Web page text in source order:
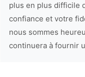
plus en plus difficile
confiance et votre
nous sommes
continuera à fournir